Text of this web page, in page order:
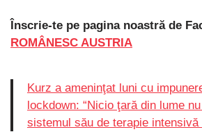
Înscrie-te pe pagina noastră de
ROMÂNESC AUSTRIA
Kurz a ameninţat luni cu
lockdown: “Nicio ţară din lume
sistemul său de terapie intensivă